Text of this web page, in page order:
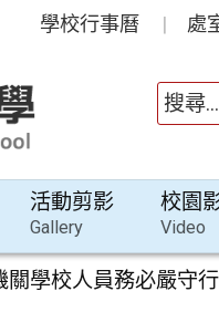
學校行事曆 處
活動剪影
Gallery
校園
Video
學校人員務必嚴守